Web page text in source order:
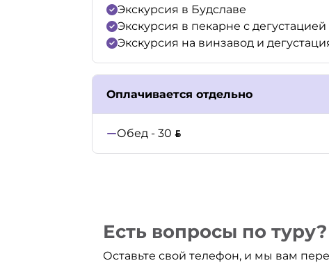
Экскурсия в Будславе
Экскурсия в пекарне с
Экскурсия на винзавод и
Оплачивается отдельно
Обед - 30
Есть вопросы по туру?
Оставьте свой телефон, и мы вам